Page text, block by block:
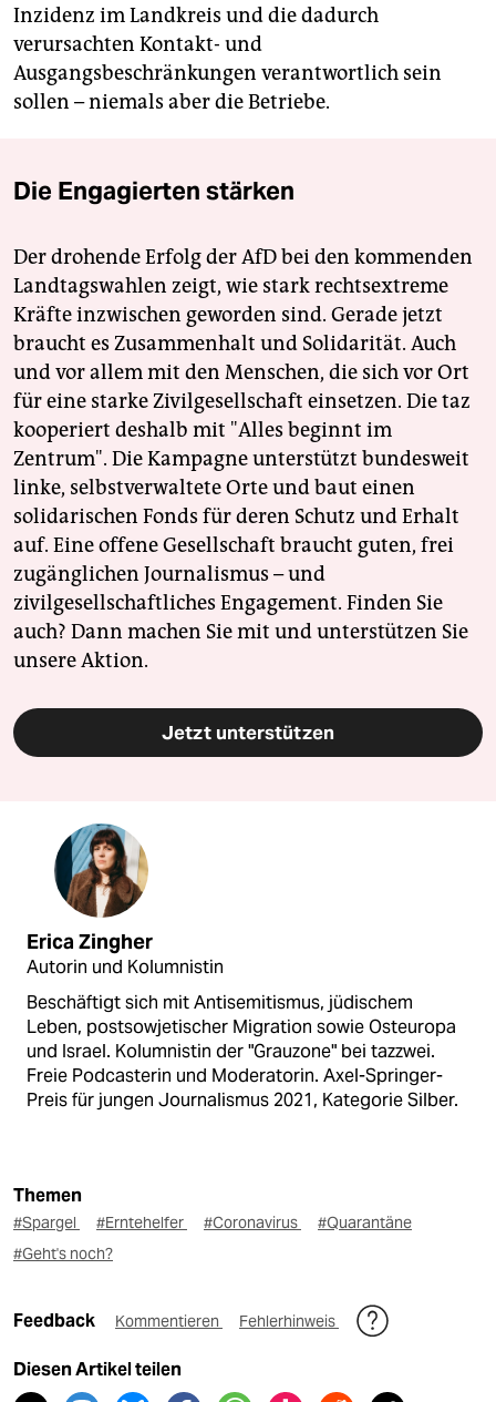
Inzidenz im Landkreis und die dadurch
verursachten Kontakt- und
Ausgangsbeschränkungen verantwortlich sein
sollen – niemals aber die Betriebe.
Die Engagierten stärken
Der drohende Erfolg der AfD bei den kommenden
Landtagswahlen zeigt, wie stark rechtsextreme
Kräfte inzwischen geworden sind. Gerade jetzt
braucht es Zusammenhalt und Solidarität. Auch
und vor allem mit den Menschen, die sich vor Ort
für eine starke Zivilgesellschaft einsetzen. Die taz
kooperiert deshalb mit "Alles beginnt im
Zentrum". Die Kampagne unterstützt bundesweit
linke, selbstverwaltete Orte und baut einen
solidarischen Fonds für deren Schutz und Erhalt
auf. Eine offene Gesellschaft braucht guten, frei
zugänglichen Journalismus – und
zivilgesellschaftliches Engagement. Finden Sie
auch? Dann machen Sie mit und unterstützen Sie
unsere Aktion.
Jetzt unterstützen
Erica Zingher
Autorin und Kolumnistin
Beschäftigt sich mit Antisemitismus, jüdischem
Leben, postsowjetischer Migration sowie Osteuropa
und Israel. Kolumnistin der "Grauzone" bei tazzwei.
Freie Podcasterin und Moderatorin. Axel-Springer-
Preis für jungen Journalismus 2021, Kategorie Silber.
Themen
#Spargel #Erntehelfer #Coronavirus
#Quarantäne
#Geht's noch?
Feedback Kommentieren Fehlerhinweis
Diesen Artikel teilen